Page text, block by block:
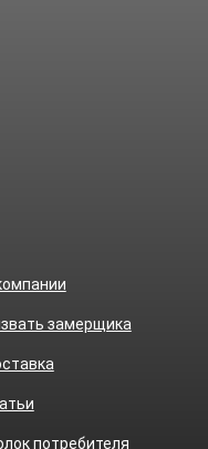
замерщика
потребителя